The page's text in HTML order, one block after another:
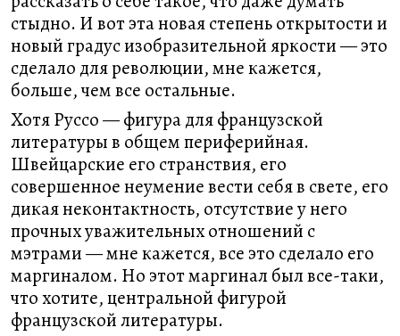
стыдно. И вот эта новая степень открытости и
новый градус изобразительной яркости — это
сделало для революции, мне кажется,
больше, чем все остальные.
Хотя Руссо — фигура для французской
литературы в общем периферийная.
Швейцарские его странствия, его
совершенное неумение вести себя в свете, его
дикая неконтактность, отсутствие у него
прочных уважительных отношений с
мэтрами — мне кажется, все это сделало его
маргиналом. Но этот маргинал был все-таки,
что хотите, центральной фигурой
французской литературы.